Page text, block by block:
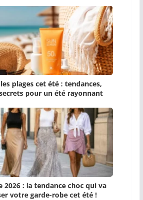
plages cet été : tendances,
pour un été rayonnant
2026 : la tendance choc qui va
votre garde-robe cet été !